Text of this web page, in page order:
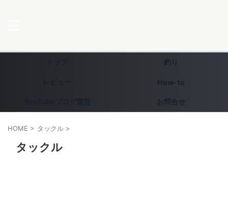
釣り
How-to
お問合せ
HOME > タックル >
タックル